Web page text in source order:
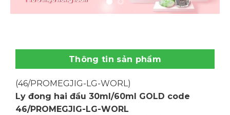
Thông tin sản phẩm
(46/PROMEGJIG-LG-WORL)
Ly đong hai đầu 30ml/60ml GOLD code
46/PROMEGJIG-LG-WORL